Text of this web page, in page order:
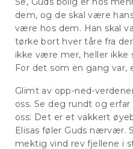
dem, og de skal være
være hos dem. Han skal
tørke bort hver tåre fra
ikke være mer, heller ikke
For det som en gang var,
Glimt av opp-ned-
oss. Se deg rundt og
oss: Det er et vakkert
Elisas føler Guds nærvær.
mektig vind rev fjellene i